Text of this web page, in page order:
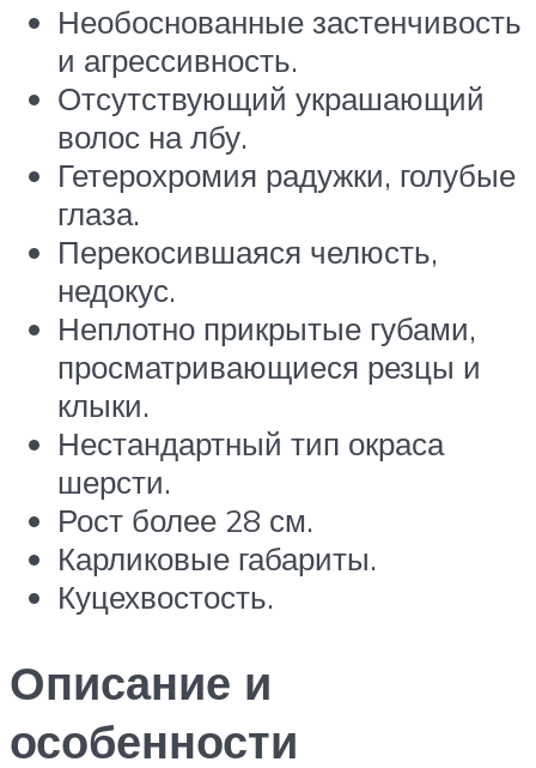
Необоснованные застенчивость
и агрессивность.
Отсутствующий украшающий
волос на лбу.
Гетерохромия радужки, голубые
глаза.
Перекосившаяся челюсть,
недокус.
Неплотно прикрытые губами,
просматривающиеся резцы и
клыки.
Нестандартный тип окраса
шерсти.
Рост более 28 см.
Карликовые габариты.
Куцехвостость.
Описание и
особенности